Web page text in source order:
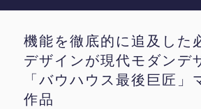
機能を徹底的に追及した
デザインが現代モダンデ
「バウハウス最後巨匠」
作品